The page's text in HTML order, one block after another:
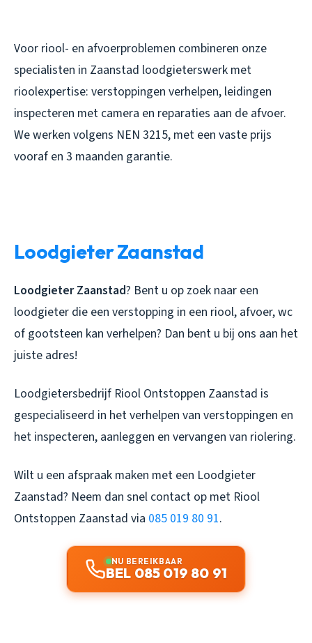
Voor riool- en afvoerproblemen combineren onze
specialisten in Zaanstad loodgieterswerk met
rioolexpertise: verstoppingen verhelpen, leidingen
inspecteren met camera en reparaties aan de afvoer.
We werken volgens NEN 3215, met een vaste prijs
vooraf en 3 maanden garantie.
Loodgieter Zaanstad
Loodgieter Zaanstad? Bent u op zoek naar een
loodgieter die een verstopping in een riool, afvoer, wc
of gootsteen kan verhelpen? Dan bent u bij ons aan het
juiste adres!
Loodgietersbedrijf Riool Ontstoppen Zaanstad is
gespecialiseerd in het verhelpen van verstoppingen en
het inspecteren, aanleggen en vervangen van riolering.
Wilt u een afspraak maken met een Loodgieter
Zaanstad? Neem dan snel contact op met Riool
Ontstoppen Zaanstad via 085 019 80 91.
NU BEREIKBAAR
BEL 085 019 80 91